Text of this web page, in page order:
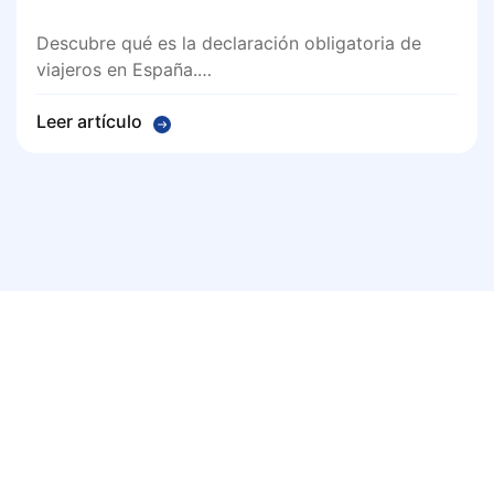
Descubre qué es la declaración obligatoria de
viajeros en España.…
Leer artículo